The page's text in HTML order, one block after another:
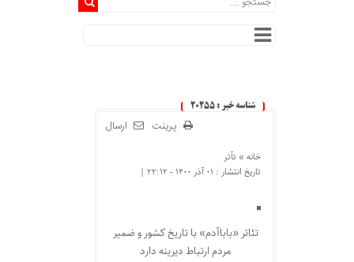
شناسه خبر : 20255
ارسال پرینت
خانه » تآتر
تاریخ انتشار : ۰۱ آذر ۱۴۰۰ - ۲۲:۱۲ |
تئاتر «باباآدم» با تاریخ کشور و ضمیر
مردم ارتباط دیرینه دارد